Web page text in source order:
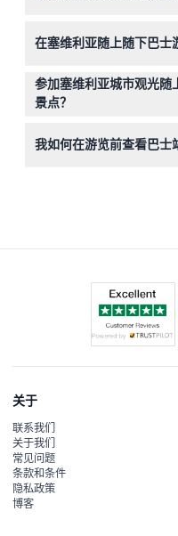
定后再进行预订。
在塞维利亚随上随下巴士
请穿舒适的鞋、涂抹防晒
认，以确保顺利愉快地
参加塞维利亚城市观光随
景点？
纳等主要地标，同时可
我如何在游览前查看巴士
关于
联系我们
关于我们
常见问题
条款和条件
隐私政策
博客